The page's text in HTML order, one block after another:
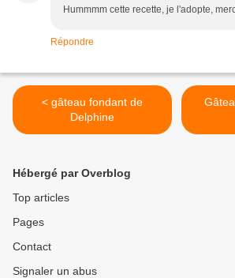
Hummmm cette recette, je l'adopte,
Répondre
< gâteau fondant de
Delphine
Hébergé par Overblog
Top articles
Pages
Contact
Signaler un abus